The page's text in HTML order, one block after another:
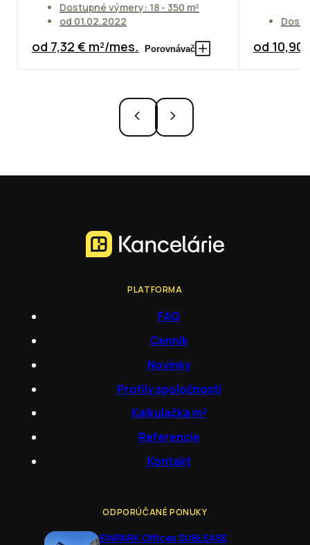
Dostupné výmery: 18 - 350 m²
od 01.02.2022
od 7,32 € m²/mes. Porovnávač od 10,90
PLATFORMA
FAQ
Cenník
Novinky
Profily spoločností
Kalkulačka m²
Referencie
Kontakt
ODPORÚČANÉ PONUKY
EINPARK Offices SUBLEASE